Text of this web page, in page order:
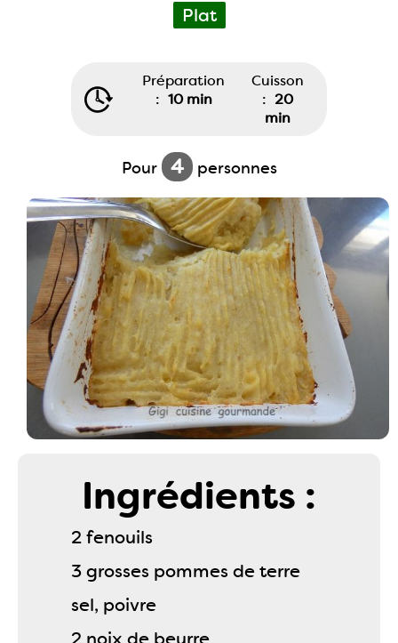
Plat
Préparation
: 10 min
Cuisson
: 20
min
Pour 4 personnes
Ingrédients :
2 fenouils
3 grosses pommes de terre
sel, poivre